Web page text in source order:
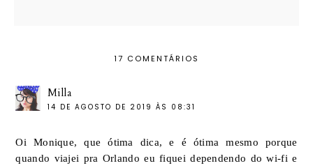
17 COMENTÁRIOS
Milla
14 DE AGOSTO DE 2019 ÀS 08:31
Oi Monique, que ótima dica, e é ótima mesmo porque
quando viajei pra Orlando eu fiquei dependendo do wi-fi e